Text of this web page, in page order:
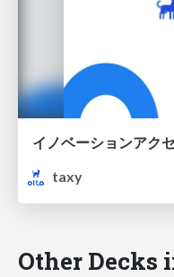
イノベーションアク
taxy
Other Decks